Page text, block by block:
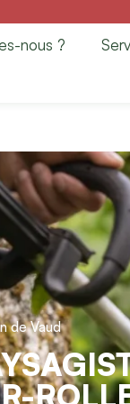
nous ?
à
de Vaud